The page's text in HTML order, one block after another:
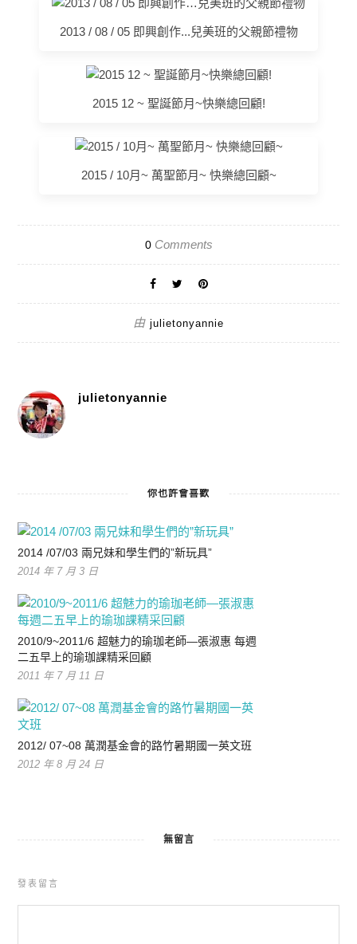
2013 / 08 / 05 即興創作...兒美班的父親節禮物
2015 12 ~ 聖誕節月~快樂總回顧!
2015 / 10月~ 萬聖節月~ 快樂總回顧~
0Comments
由 julietonyannie
julietonyannie
你也許會喜歡
2014 /07/03 兩兄妹和學生們的”新玩具”
2014 年 7 月 3 日
2010/9~2011/6 超魅力的瑜珈老師—張淑惠 每週
二五早上的瑜珈課精采回顧
2011 年 7 月 11 日
2012/ 07~08 萬潤基金會的路竹暑期國一英文班
2012 年 8 月 24 日
無留言
發表留言